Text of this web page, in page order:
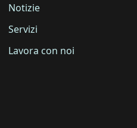
Notizie
Servizi
Lavora con noi